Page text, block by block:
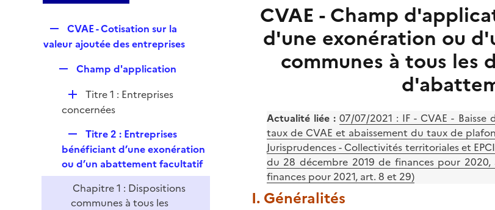
e
l
r
CVAE - Cotisation sur la
valeur ajoutée des entreprises
p
l
r
Champ d'application
D
é
i
e
r
Titre 1 : Entreprises
concernées
e
p
l
i
e
Titre 2 : Entreprises
bénéficiant d’une exonération
ou d’un abattement facultatif
Chapitre 1 : Dispositions
communes à tous les
CVAE - Champ
d'une exonération ou
communes à tous les
Actualité liée :07/07/2021 : IF - CVAE -
taux de CVAE et abaissement du taux de
Jurisprudences - Collectivités territoriales et
du 28 décembre 2019 de finances pour
finances pour 2021, art. 8 et 29)
I. Généralités